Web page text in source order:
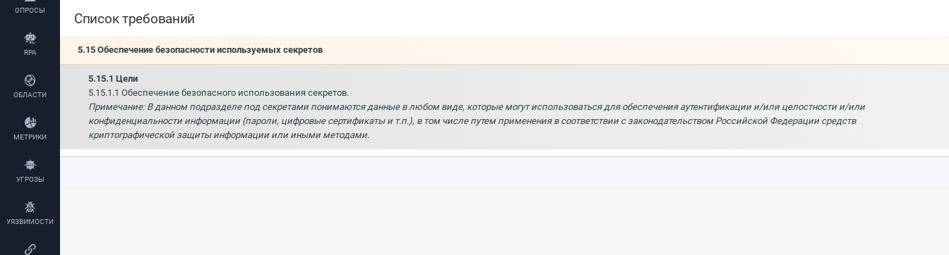
ОПРОСЫ
RPA
ОБЛАСТИ
МЕТРИКИ
УГРОЗЫ
УЯЗВИМОСТИ
Список требований
5.15 Обеспечение безопасности используемых секретов
5.15.1 Цели
5.15.1.1 Обеспечение безопасного использования секретов.
Примечание: В данном подразделе под секретами понимаются данные в любом виде, которые могут использоваться для обеспечения аутентификации и/или целостности и/или
конфиденциальности информации (пароли, цифровые сертификаты и т.п.), в том числе путем применения в соответствии с законодательством Российской Федерации средств
криптографической защиты информации или иными методами.